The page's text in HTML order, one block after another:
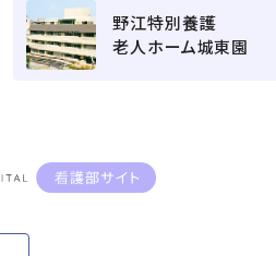
野江特別養護
老人ホーム城東園